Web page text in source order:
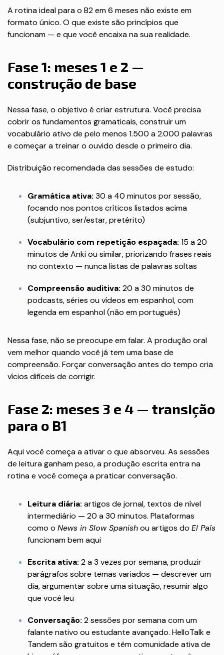
A rotina ideal para o B2 em 6 meses não existe em
formato único. O que existe são princípios que
funcionam — e que você encaixa na sua realidade.
Fase 1: meses 1 e 2 —
construção de base
Nessa fase, o objetivo é criar estrutura. Você precisa
cobrir os fundamentos gramaticais, construir um
vocabulário ativo de pelo menos 1.500 a 2.000 palavras
e começar a treinar o ouvido desde o primeiro dia.
Distribuição recomendada das sessões de estudo:
Gramática ativa: 30 a 40 minutos por sessão,
focando nos pontos críticos listados acima
(subjuntivo, ser/estar, pretérito)
Vocabulário com repetição espaçada: 15 a 20
minutos de Anki ou similar, priorizando frases reais
no contexto — nunca listas de palavras soltas
Compreensão auditiva: 20 a 30 minutos de
podcasts, séries ou vídeos em espanhol, com
legenda em espanhol (não em português)
Nessa fase, não se preocupe em falar. A produção oral
vem melhor quando você já tem uma base de
compreensão. Forçar conversação antes do tempo cria
vícios difíceis de corrigir.
Fase 2: meses 3 e 4 — transição
para o B1
Aqui você começa a ativar o que absorveu. As sessões
de leitura ganham peso, a produção escrita entra na
rotina e você começa a praticar conversação.
Leitura diária: artigos de jornal, textos de nível
intermediário — 20 a 30 minutos. Plataformas
como o News in Slow Spanishou artigos do El País
funcionam bem aqui
Escrita ativa: 2 a 3 vezes por semana, produzir
parágrafos sobre temas variados — descrever um
dia, argumentar sobre uma situação, resumir algo
que você leu
Conversação: 2 sessões por semana com um
falante nativo ou estudante avançado. HelloTalk e
Tandem são gratuitos e têm comunidade ativa de